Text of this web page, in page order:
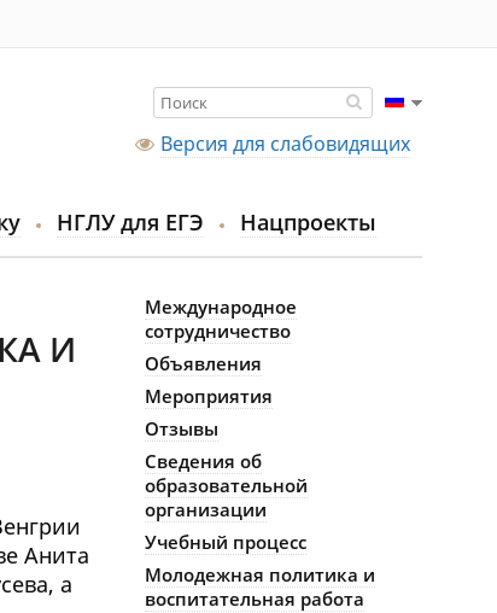
Версия для слабовидящих
НГЛУ для ЕГЭ Нацпроекты
И
Анита
а
Международное
сотрудничество
Объявления
Мероприятия
Отзывы
Сведения об
образовательной
организации
Учебный процесс
Молодежная политика и
воспитательная работа